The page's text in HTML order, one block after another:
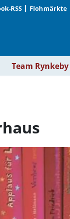
RSS Flohmärkte
Team Rynkeby